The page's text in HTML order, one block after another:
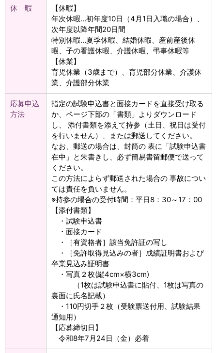
休 暇
【休暇】
年次休暇…初年度10日（4月1日入職の場合）、
次年度以降年間20日間
特別休暇…夏季休暇、結婚休暇、産前産後休
暇、子の看護休暇、介護休暇、弔事休暇等
【休業】
育児休業（3歳まで）、育児部分休業、介護休
業、介護部分休業
応募申込
方法
指定の試験申込書と面接カードを直接受け取る
か、ページ下部の「書類」よりダウンロード
し、 添付書類を添えて持参（土日、祝日は受付
を行いません）、または郵送してください。
なお、郵送の場合は、封筒の 表に「試験申込書
在中」と朱書きし、必ず簡易書留郵便で送って
ください。
この方法によらず郵送された場合の 事故につい
ては責任を負いません。
※持参の場合の受付時間：平日8：30～17：00
【添付書類】
・試験申込書
・面接カード
・［有資格者］該当免許証の写し
・［免許取得見込みの者］成績証明書および
卒業見込み証明書
・写真２枚(縦4cm×横3cm)
（1枚は試験申込書に貼付、1枚は写真の
裏面に氏名記載）
・110円切手２枚（受験票送付用、試験結果
通知用）
【応募締切日】
令和8年7月24日（金）必着